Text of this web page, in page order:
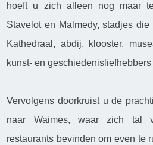
hoeft u zich alleen nog maar
Stavelot en Malmedy, stadjes
Kathedraal, abdij, klooster,
kunst- en geschiedenisliefhebbers
Vervolgens doorkruist u de
naar Waimes, waar zich tal
restaurants bevinden om even te